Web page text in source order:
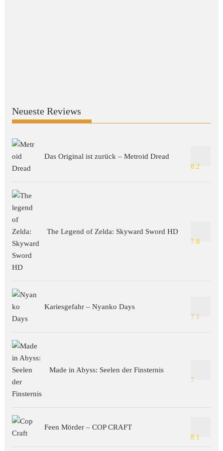
Neueste Reviews
Das Original ist zurück – Metroid Dread
8.2
The Legend of Zelda: Skyward Sword HD
7.8
Kariesgefahr – Nyanko Days
7.1
Made in Abyss: Seelen der Finsternis
7
Feen Mörder – COP CRAFT
8.1